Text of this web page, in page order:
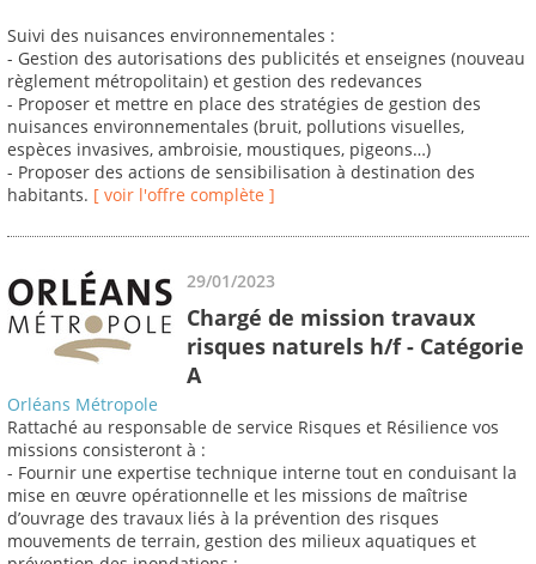
Suivi des nuisances environnementales :
- Gestion des autorisations des publicités et enseignes (nouveau
règlement métropolitain) et gestion des redevances
- Proposer et mettre en place des stratégies de gestion des
nuisances environnementales (bruit, pollutions visuelles,
espèces invasives, ambroisie, moustiques, pigeons…)
- Proposer des actions de sensibilisation à destination des
habitants. [ voir l'offre complète ]
29/01/2023
Chargé de mission travaux
risques naturels h/f - Catégorie
A
Orléans Métropole
Rattaché au responsable de service Risques et Résilience vos
missions consisteront à :
- Fournir une expertise technique interne tout en conduisant la
mise en œuvre opérationnelle et les missions de maîtrise
d’ouvrage des travaux liés à la prévention des risques
mouvements de terrain, gestion des milieux aquatiques et